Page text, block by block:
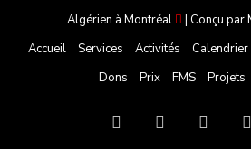
Algérien à Montréal
| Conçu par
Accueil
Services Activités Calendrier
Dons
Prix FMS Projets
FacebookTwitter